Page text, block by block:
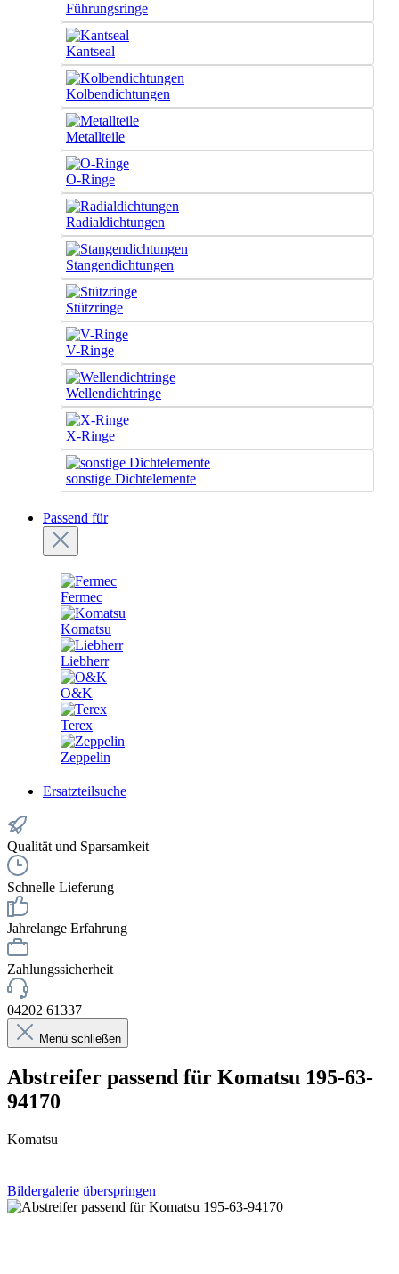
Führungsringe
Kantseal
Kolbendichtungen
Metallteile
O-Ringe
Radialdichtungen
Stangendichtungen
Stützringe
V-Ringe
Wellendichtringe
X-Ringe
sonstige Dichtelemente
Passend für
Fermec
Komatsu
Liebherr
O&K
Terex
Zeppelin
Ersatzteilsuche
Qualität und Sparsamkeit
Schnelle Lieferung
Jahrelange Erfahrung
Zahlungssicherheit
04202 61337
Menü schließen
Abstreifer passend für Komatsu 195-63-
94170
Komatsu
Bildergalerie überspringen